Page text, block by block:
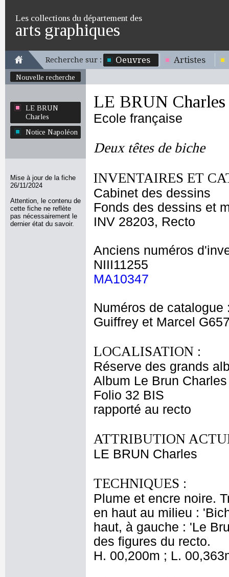
Les collections du département des
arts graphiques
Recherche sur : Oeuvres Artistes
Nouvelle recherche
LE BRUN
Charles
Notice Napoléon
Mise à jour de la fiche
26/11/2024
Attention, le contenu de
cette fiche ne reflète
pas nécessairement le
dernier état du savoir.
LE BRUN Charles
Ecole française
Deux têtes de biche
INVENTAIRES ET
Cabinet des dessins
Fonds des dessins et
INV 28203, Recto
Anciens numéros
NIII11255
MA10347
Numéros de catalogue
Guiffrey et Marcel
LOCALISATION :
Réserve des grands
Album Le Brun
Folio 32 BIS
rapporté au recto
ATTRIBUTION
LE BRUN Charles
TECHNIQUES :
Plume et encre noire.
en haut au milieu :
haut, à gauche : 'Le
des figures du recto.
H. 00,200m ; L.